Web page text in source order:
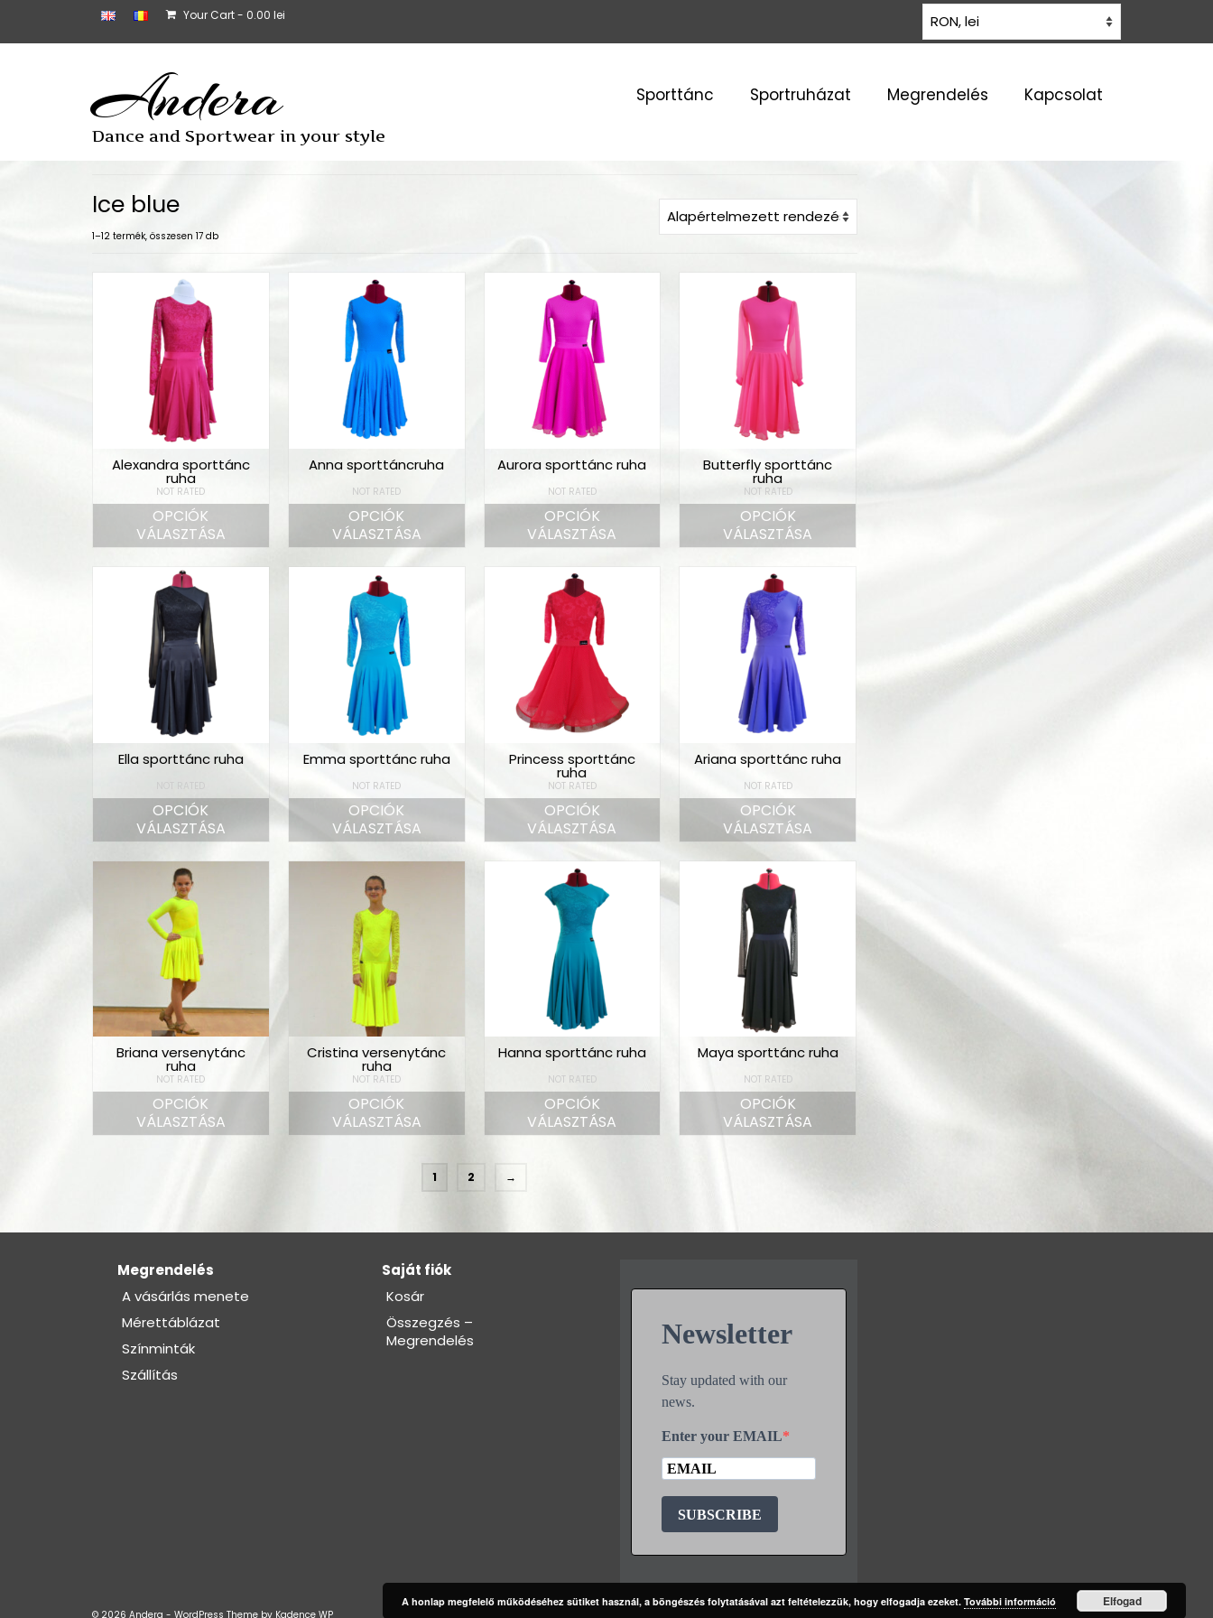
Your Cart- 0.00 lei
Andera
Dance and Sportwear in your style
Sporttánc Sportruházat Megrendelés Kapcsolat
Ice blue
1–12 termék, összesen 17 db
Alexandra sporttánc
ruha
NOT RATED
OPCIÓK
VÁLASZTÁSA
Anna sporttáncruha
NOT RATED
OPCIÓK
VÁLASZTÁSA
Aurora sporttánc ruha
NOT RATED
OPCIÓK
VÁLASZTÁSA
Butterfly sporttánc
ruha
NOT RATED
OPCIÓK
VÁLASZTÁSA
Ella sporttánc ruha
OPCIÓK
VÁLASZTÁSA
Emma sporttánc ruha
NOT RATED
OPCIÓK
VÁLASZTÁSA
Princess sporttánc
ruha
NOT RATED
OPCIÓK
VÁLASZTÁSA
Ariana sporttánc ruha
NOT RATED
OPCIÓK
VÁLASZTÁSA
Briana versenytánc
ruha
NOT RATED
OPCIÓK
VÁLASZTÁSA
Cristina versenytánc
ruha
NOT RATED
OPCIÓK
VÁLASZTÁSA
Hanna sporttánc ruha
NOT RATED
OPCIÓK
VÁLASZTÁSA
Maya sporttánc ruha
NOT RATED
OPCIÓK
VÁLASZTÁSA
1 2 →
Megrendelés
A vásárlás menete
Mérettáblázat
Színminták
Szállítás
Saját fiók
Kosár
Összegzés –
Megrendelés
Newsletter
Stay updated with our
news.
Enter your EMAIL
SUBSCRIBE
© 2026 Andera - WordPress Theme by Kadence WP
A honlap megfelelő működéséhez sütiket használ, a böngészés folytatásával azt feltételezzük, hogy elfogadja ezeket. További információ Elfogad